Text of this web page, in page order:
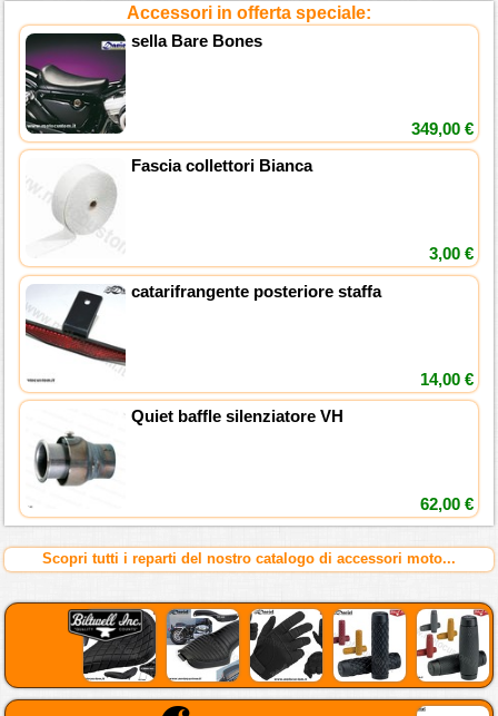
Accessori in offerta speciale:
sella Bare Bones
349,00 €
Fascia collettori Bianca
3,00 €
catarifrangente posteriore staffa
14,00 €
Quiet baffle silenziatore VH
62,00 €
Scopri tutti i reparti del nostro catalogo di accessori moto...